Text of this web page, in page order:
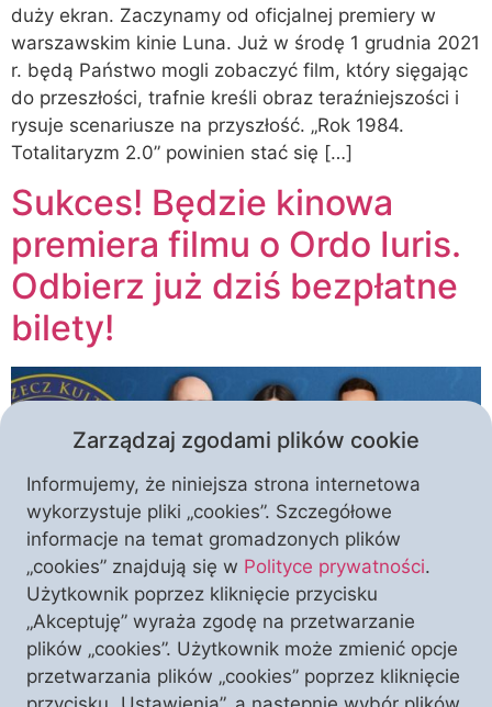
duży ekran. Zaczynamy od oficjalnej premiery w
warszawskim kinie Luna. Już w środę 1 grudnia 2021
r. będą Państwo mogli zobaczyć film, który sięgając
do przeszłości, trafnie kreśli obraz teraźniejszości i
rysuje scenariusze na przyszłość. „Rok 1984.
Totalitaryzm 2.0” powinien stać się […]
Sukces! Będzie kinowa
premiera filmu o Ordo Iuris.
Odbierz już dziś bezpłatne
bilety!
Zapraszamy Państwa na premierowy pokaz filmu
„Ordo Iuris. Kto za nimi stoi?”. Odbędzie się on w
Warszawie już w czwartek 26 sierpnia. To świetna
wiadomość po tym, jak z emisji wycofało się jedno z
Zarządzaj zgodami plików cookie
Informujemy, że niniejsza strona internetowa
wykorzystuje pliki „cookies”. Szczegółowe
informacje na temat gromadzonych plików
„cookies” znajdują się w Polityce prywatności.
Użytkownik poprzez kliknięcie przycisku
„Akceptuję” wyraża zgodę na przetwarzanie
plików „cookies”. Użytkownik może zmienić opcje
przetwarzania plików „cookies” poprzez kliknięcie